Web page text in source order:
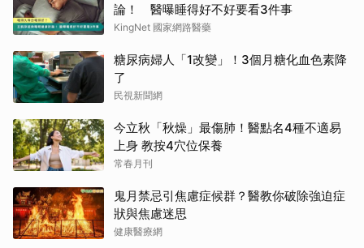
論！ 醫曝睡得好不好要看3件事
KingNet 國家網路醫藥
糖尿病婦人「1改變」！3個月糖化血色素降
了
民視新聞網
今立秋「秋燥」最傷肺！醫點名4種不適易
上身 教按4穴位保養
常春月刊
鬼月禁忌引焦慮症候群？醫教你破除強迫症
狀與焦慮迷思
健康醫療網